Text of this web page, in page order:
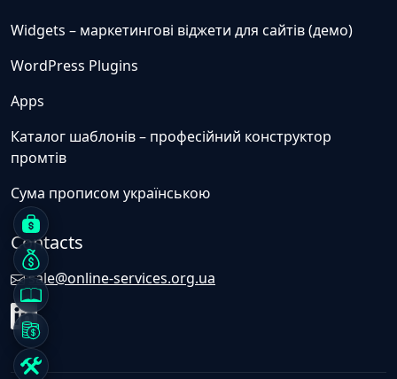
Widgets – маркетингові віджети для сайтів (демо)
WordPress Plugins
Apps
Каталог шаблонів – професійний конструктор
промтів
Сума прописом українською
Contacts
sale@online-services.org.ua